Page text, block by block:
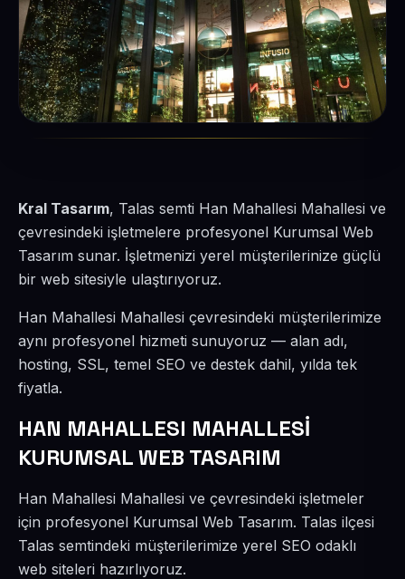
Kral Tasarım, Talas semti Han Mahallesi Mahallesi ve
çevresindeki işletmelere profesyonel Kurumsal Web
Tasarım sunar. İşletmenizi yerel müşterilerinize güçlü
bir web sitesiyle ulaştırıyoruz.
Han Mahallesi Mahallesi çevresindeki müşterilerimize
aynı profesyonel hizmeti sunuyoruz — alan adı,
hosting, SSL, temel SEO ve destek dahil, yılda tek
fiyatla.
HAN MAHALLESI MAHALLESİ
KURUMSAL WEB TASARIM
Han Mahallesi Mahallesi ve çevresindeki işletmeler
için profesyonel Kurumsal Web Tasarım. Talas ilçesi
Talas semtindeki müşterilerimize yerel SEO odaklı
web siteleri hazırlıyoruz.